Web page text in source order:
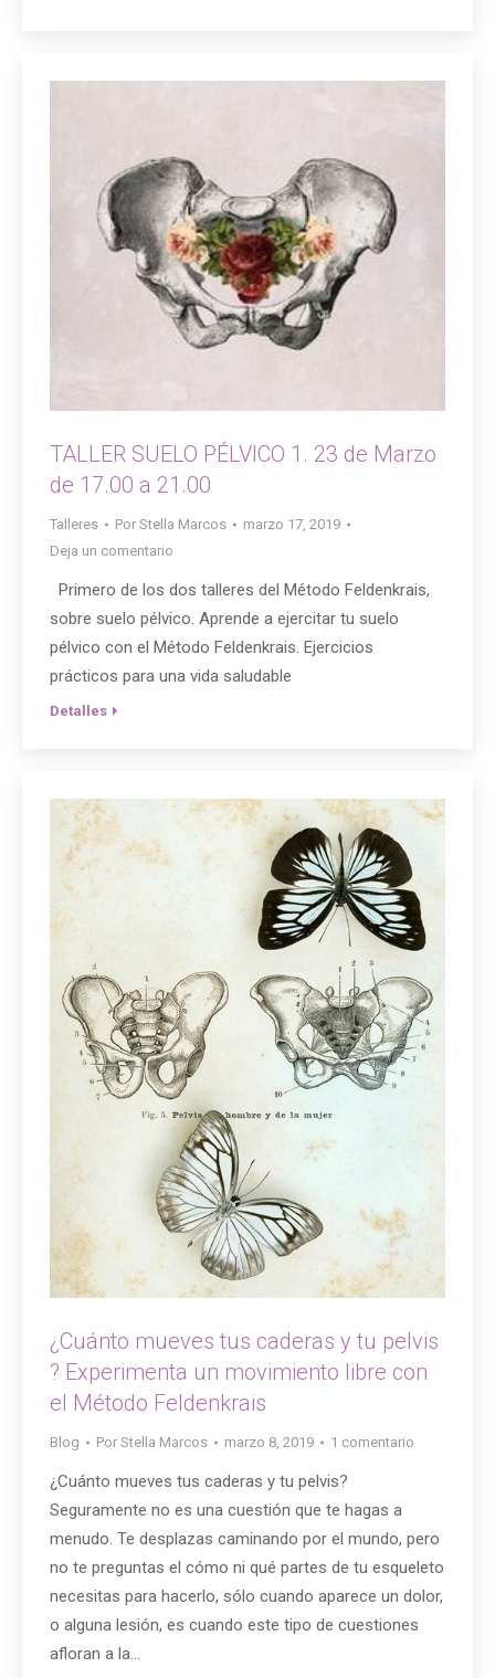
TALLER SUELO PÉLVICO 1. 23 de Marzo
de 17.00 a 21.00
Talleres Por Stella Marcos
marzo 17, 2019
Deja un comentario
Primero de los dos talleres del Método Feldenkrais,
sobre suelo pélvico. Aprende a ejercitar tu suelo
pélvico con el Método Feldenkrais. Ejercicios
prácticos para una vida saludable
Detalles
¿Cuánto mueves tus caderas y tu pelvis
? Experimenta un movimiento libre con
el Método Feldenkrais
Blog Por Stella Marcos marzo 8, 2019 1 comentario
¿Cuánto mueves tus caderas y tu pelvis?
Seguramente no es una cuestión que te hagas a
menudo. Te desplazas caminando por el mundo, pero
no te preguntas el cómo ni qué partes de tu esqueleto
necesitas para hacerlo, sólo cuando aparece un dolor,
o alguna lesión, es cuando este tipo de cuestiones
afloran a la…